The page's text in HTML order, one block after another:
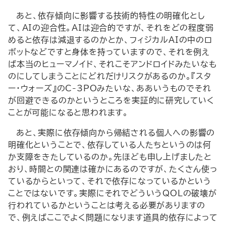
あと、依存傾向に影響する技術的特性の明確化とし
て、AIの迎合性。AIは迎合的ですが、それをどの程度弱
めると依存は減退するのかとか、フィジカルAIの中のロ
ボットなどですと身体を持っていますので、それを例え
ば本当のヒューマノイド、それこそアンドロイドみたいなも
のにしてしまうことにどれだけリスクがあるのか。『スタ
ー・ウォーズ』のC-3POみたいな、ああいうものでそれ
が回避できるのかというところを実証的に研究していく
ことが可能になると思われます。
あと、実際に依存傾向から帰結される個人への影響の
明確化ということで、依存している人たちというのは何
か支障をきたしているのか。先ほども申し上げましたと
おり、時間との関連は確かにあるのですが、たくさん使っ
ているからといって、それで依存になっているかという
ことではないです。実際にそれでどういうQOLの破壊が
行われているかということは考える必要がありますの
で、例えばここでよく問題になります道具的依存によって